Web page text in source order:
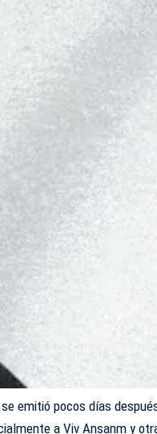
emitió pocos días
a Viv Ansanm y